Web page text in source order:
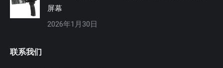
屏幕
2026年1月30日
联系我们